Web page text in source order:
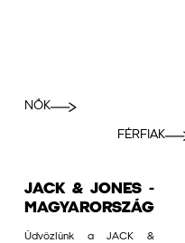
NŐK
FÉRFIAK
JACK & JONES -
MAGYARORSZÁG
Üdvözlünk a JACK &